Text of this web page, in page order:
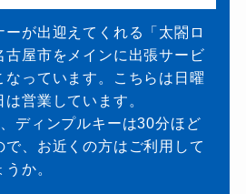
が出迎えてくれる「太閤ロ
古屋市をメインに出張サービ
なっています。こちらは日曜
営業しています。
ディンプルキーは30分ほど
で、お近くの方はご利用して
か。